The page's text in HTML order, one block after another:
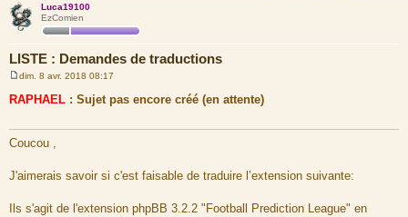
Luca19100
EzComien
LISTE : Demandes de traductions
e
s
a
g
e
dim. 8 avr. 2018 08:17
RAPHAEL : Sujet pas encore créé (en attente)
Coucou ,
J'aimerais savoir si c'est faisable de traduire l’extension suivante:
Ils s'agit de l'extension phpBB 3.2.2 "Football Prediction League" en